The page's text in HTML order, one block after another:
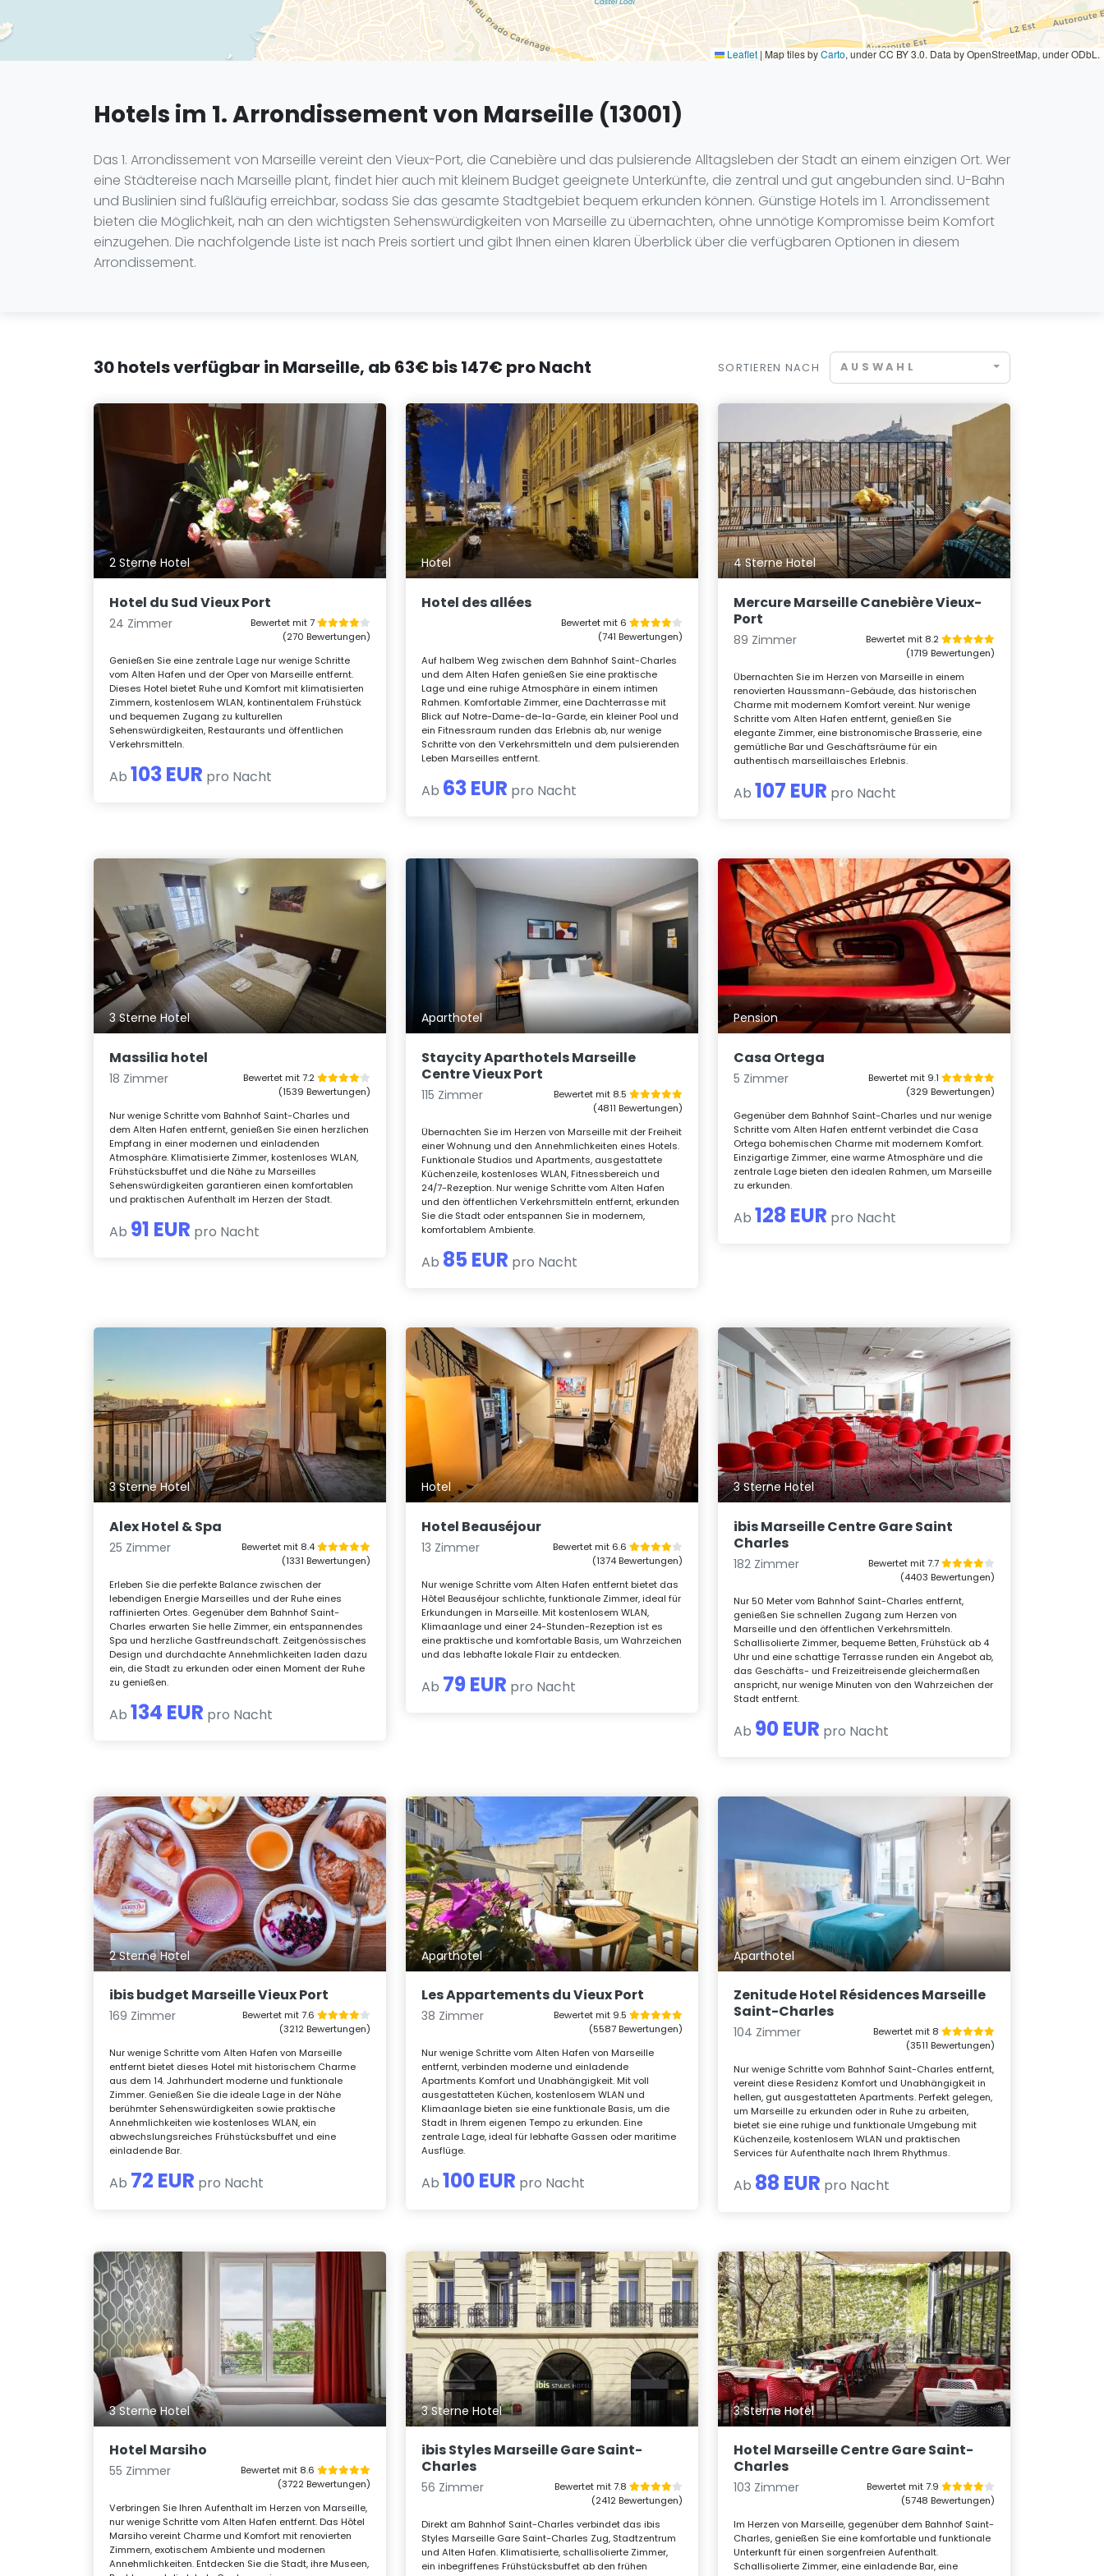
Leaflet |Map tiles byCarto, under CC BY 3.0. Data by OpenStreetMap, under ODbL.
Hotels im 1. Arrondissement von Marseille (13001)
Das 1. Arrondissement von Marseille vereint den Vieux-Port, die Canebière und das pulsierende Alltagsleben der Stadt an einem einzigen Ort. Wer
eine Städtereise nach Marseille plant, findet hier auch mit kleinem Budget geeignete Unterkünfte, die zentral und gut angebunden sind. U-Bahn
und Buslinien sind fußläufig erreichbar, sodass Sie das gesamte Stadtgebiet bequem erkunden können. Günstige Hotels im 1. Arrondissement
bieten die Möglichkeit, nah an den wichtigsten Sehenswürdigkeiten von Marseille zu übernachten, ohne unnötige Kompromisse beim Komfort
einzugehen. Die nachfolgende Liste ist nach Preis sortiert und gibt Ihnen einen klaren Überblick über die verfügbaren Optionen in diesem
Arrondissement.
30 hotels verfügbar in Marseille, ab 63€ bis 147€ pro Nacht SORTIEREN NACH AUSWAHL
2 Sterne Hotel
Hotel du Sud Vieux Port
24 Zimmer
Bewertet mit 7
(270 Bewertungen)
Genießen Sie eine zentrale Lage nur wenige Schritte
vom Alten Hafen und der Oper von Marseille entfernt.
Dieses Hotel bietet Ruhe und Komfort mit klimatisierten
Zimmern, kostenlosem WLAN, kontinentalem Frühstück
und bequemen Zugang zu kulturellen
Sehenswürdigkeiten, Restaurants und öffentlichen
Verkehrsmitteln.
Ab 103 EUR pro Nacht
Hotel
Hotel des allées
Bewertet mit 6
(741 Bewertungen)
Auf halbem Weg zwischen dem Bahnhof Saint-Charles
und dem Alten Hafen genießen Sie eine praktische
Lage und eine ruhige Atmosphäre in einem intimen
Rahmen. Komfortable Zimmer, eine Dachterrasse mit
Blick auf Notre-Dame-de-la-Garde, ein kleiner Pool und
ein Fitnessraum runden das Erlebnis ab, nur wenige
Schritte von den Verkehrsmitteln und dem pulsierenden
Leben Marseilles entfernt.
Ab 63 EUR pro Nacht
4 Sterne Hotel
Mercure Marseille Canebière Vieux-
Port
89 Zimmer
Bewertet mit 8.2
(1719 Bewertungen)
Übernachten Sie im Herzen von Marseille in einem
renovierten Haussmann-Gebäude, das historischen
Charme mit modernem Komfort vereint. Nur wenige
Schritte vom Alten Hafen entfernt, genießen Sie
elegante Zimmer, eine bistronomische Brasserie, eine
gemütliche Bar und Geschäftsräume für ein
authentisch marseillaisches Erlebnis.
Ab 107 EUR pro Nacht
3 Sterne Hotel
Massilia hotel
18 Zimmer
Bewertet mit 7.2
(1539 Bewertungen)
Nur wenige Schritte vom Bahnhof Saint-Charles und
dem Alten Hafen entfernt, genießen Sie einen herzlichen
Empfang in einer modernen und einladenden
Atmosphäre. Klimatisierte Zimmer, kostenloses WLAN,
Frühstücksbuffet und die Nähe zu Marseilles
Sehenswürdigkeiten garantieren einen komfortablen
und praktischen Aufenthalt im Herzen der Stadt.
Ab 91 EUR pro Nacht
Aparthotel
Staycity Aparthotels Marseille
Centre Vieux Port
115 Zimmer
Bewertet mit 8.5
(4811 Bewertungen)
Übernachten Sie im Herzen von Marseille mit der Freiheit
einer Wohnung und den Annehmlichkeiten eines Hotels.
Funktionale Studios und Apartments, ausgestattete
Küchenzeile, kostenloses WLAN, Fitnessbereich und
24/7-Rezeption. Nur wenige Schritte vom Alten Hafen
und den öffentlichen Verkehrsmitteln entfernt, erkunden
Sie die Stadt oder entspannen Sie in modernem,
komfortablem Ambiente.
Ab 85 EUR pro Nacht
Pension
Casa Ortega
5 Zimmer
Bewertet mit 9.1
(329 Bewertungen)
Gegenüber dem Bahnhof Saint-Charles und nur wenige
Schritte vom Alten Hafen entfernt verbindet die Casa
Ortega bohemischen Charme mit modernem Komfort.
Einzigartige Zimmer, eine warme Atmosphäre und die
zentrale Lage bieten den idealen Rahmen, um Marseille
zu erkunden.
Ab128 EUR pro Nacht
3 Sterne Hotel
Alex Hotel & Spa
25 Zimmer
Bewertet mit 8.4
(1331 Bewertungen)
Erleben Sie die perfekte Balance zwischen der
lebendigen Energie Marseilles und der Ruhe eines
raffinierten Ortes. Gegenüber dem Bahnhof Saint-
Charles erwarten Sie helle Zimmer, ein entspannendes
Spa und herzliche Gastfreundschaft. Zeitgenössisches
Design und durchdachte Annehmlichkeiten laden dazu
ein, die Stadt zu erkunden oder einen Moment der Ruhe
zu genießen.
Ab134 EUR pro Nacht
Hotel
Hotel Beauséjour
13 Zimmer
Bewertet mit 6.6
(1374 Bewertungen)
Nur wenige Schritte vom Alten Hafen entfernt bietet das
Hôtel Beauséjour schlichte, funktionale Zimmer, ideal für
Erkundungen in Marseille. Mit kostenlosem WLAN,
Klimaanlage und einer 24-Stunden-Rezeption ist es
eine praktische und komfortable Basis, um Wahrzeichen
und das lebhafte lokale Flair zu entdecken.
Ab 79 EUR pro Nacht
3 Sterne Hotel
ibis Marseille Centre Gare Saint
Charles
182 Zimmer
Bewertet mit 7.7
(4403 Bewertungen)
Nur 50 Meter vom Bahnhof Saint-Charles entfernt,
genießen Sie schnellen Zugang zum Herzen von
Marseille und den öffentlichen Verkehrsmitteln.
Schallisolierte Zimmer, bequeme Betten, Frühstück ab 4
Uhr und eine schattige Terrasse runden ein Angebot ab,
das Geschäfts- und Freizeitreisende gleichermaßen
anspricht, nur wenige Minuten von den Wahrzeichen der
Stadt entfernt.
Ab 90 EUR pro Nacht
2 Sterne Hotel
ibis budget Marseille Vieux Port
169 Zimmer
Bewertet mit 7.6
(3212 Bewertungen)
Nur wenige Schritte vom Alten Hafen von Marseille
entfernt bietet dieses Hotel mit historischem Charme
aus dem 14. Jahrhundert moderne und funktionale
Zimmer. Genießen Sie die ideale Lage in der Nähe
berühmter Sehenswürdigkeiten sowie praktische
Annehmlichkeiten wie kostenloses WLAN, ein
abwechslungsreiches Frühstücksbuffet und eine
einladende Bar.
Ab 72 EUR pro Nacht
Aparthotel
Les Appartements du Vieux Port
38 Zimmer
Bewertet mit 9.5
(5587 Bewertungen)
Nur wenige Schritte vom Alten Hafen von Marseille
entfernt, verbinden moderne und einladende
Apartments Komfort und Unabhängigkeit. Mit voll
ausgestatteten Küchen, kostenlosem WLAN und
Klimaanlage bieten sie eine funktionale Basis, um die
Stadt in Ihrem eigenen Tempo zu erkunden. Eine
zentrale Lage, ideal für lebhafte Gassen oder maritime
Ausflüge.
Ab 100 EUR pro Nacht
Aparthotel
Zenitude Hotel Résidences Marseille
Saint-Charles
104 Zimmer
Bewertet mit 8
(3511 Bewertungen)
Nur wenige Schritte vom Bahnhof Saint-Charles entfernt,
vereint diese Residenz Komfort und Unabhängigkeit in
hellen, gut ausgestatteten Apartments. Perfekt gelegen,
um Marseille zu erkunden oder in Ruhe zu arbeiten,
bietet sie eine ruhige und funktionale Umgebung mit
Küchenzeile, kostenlosem WLAN und praktischen
Services für Aufenthalte nach Ihrem Rhythmus.
Ab 88 EUR pro Nacht
3 Sterne Hotel
Hotel Marsiho
55 Zimmer
Bewertet mit 8.6
(3722 Bewertungen)
Verbringen Sie Ihren Aufenthalt im Herzen von Marseille,
nur wenige Schritte vom Alten Hafen entfernt. Das Hôtel
Marsiho vereint Charme und Komfort mit renovierten
Zimmern, exotischem Ambiente und modernen
Annehmlichkeiten. Entdecken Sie die Stadt, ihre Museen,
3 Sterne Hotel
ibis Styles Marseille Gare Saint-
Charles
56 Zimmer
Bewertet mit 7.8
(2412 Bewertungen)
Direkt am Bahnhof Saint-Charles verbindet das ibis
Styles Marseille Gare Saint-Charles Zug, Stadtzentrum
und Alten Hafen. Klimatisierte, schallisolierte Zimmer,
ein inbegriffenes Frühstücksbuffet ab den frühen
3 Sterne Hotel
Hotel Marseille Centre Gare Saint-
Charles
103 Zimmer
Bewertet mit 7.9
(5748 Bewertungen)
Im Herzen von Marseille, gegenüber dem Bahnhof Saint-
Charles, genießen Sie eine komfortable und funktionale
Unterkunft für einen sorgenfreien Aufenthalt.
Schallisolierte Zimmer, eine einladende Bar, eine